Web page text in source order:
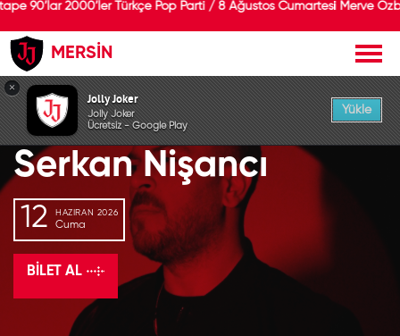
90’lar 2000’ler Türkçe Pop Parti / 8 Ağustos Cumartesi Merve
MERSİN
GEÇMİŞ ETKİNLİK
Serkan Nişancı
12 HAZIRAN 2026
Cuma
BILET AL
×
Jolly Joker
Jolly Joker
Ücretsiz - Google Play
Yükle